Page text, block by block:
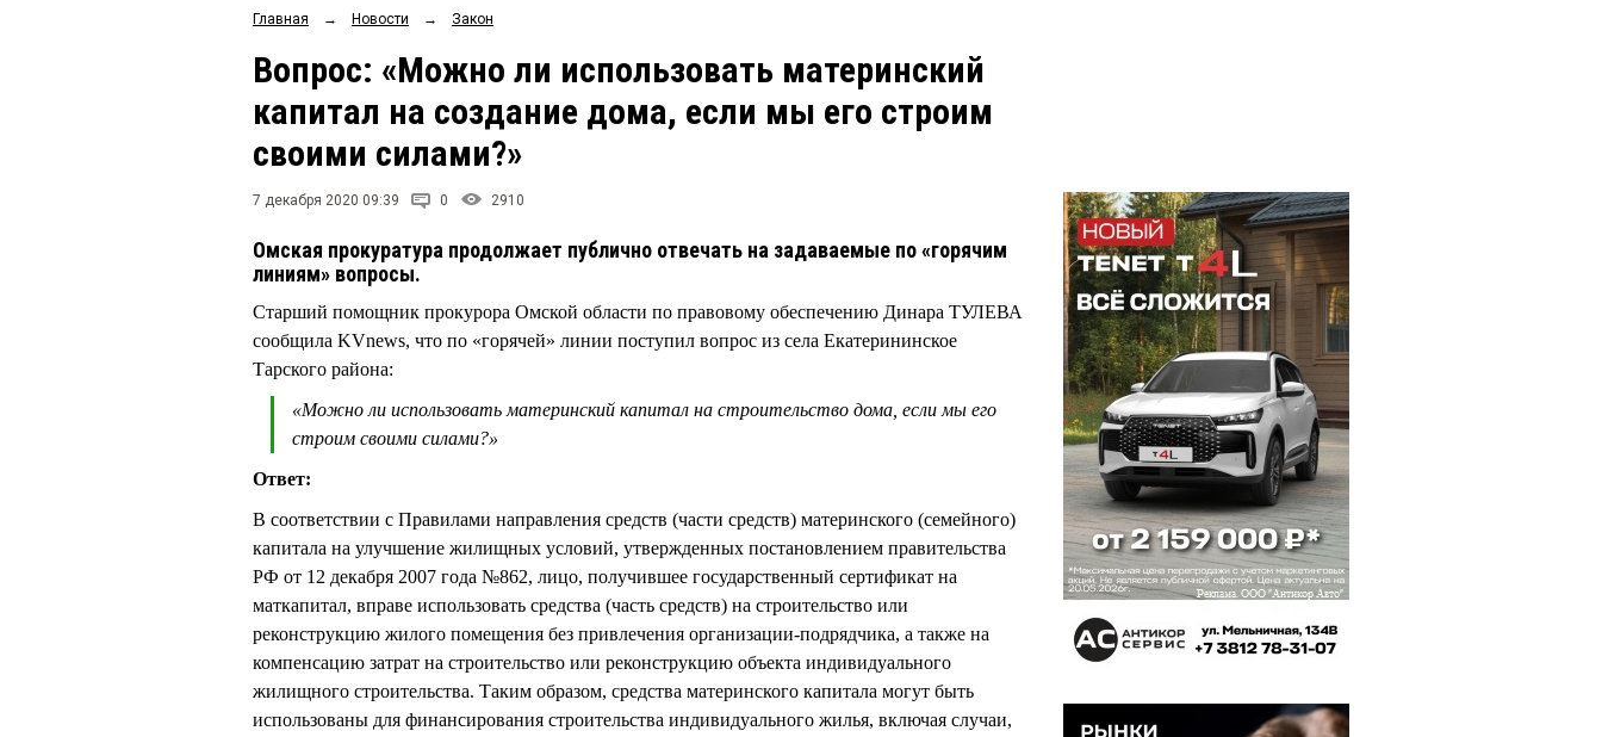
Главная → Новости → Закон
Вопрос: «Можно ли использовать материнский
капитал на создание дома, если мы его строим
своими силами?»
7 декабря 2020 09:39 0 2910
Омская прокуратура продолжает публично отвечать на задаваемые по «горячим
линиям» вопросы.
Старший помощник прокурора Омской области по правовому обеспечению Динара ТУЛЕВА
сообщила KVnews, что по «горячей» линии поступил вопрос из села Екатерининское
Тарского района:
«Можно ли использовать материнский капитал на строительство дома, если мы его
строим своими силами?»
Ответ:
В соответствии с Правилами направления средств (части средств) материнского (семейного)
капитала на улучшение жилищных условий, утвержденных постановлением правительства
РФ от 12 декабря 2007 года №862, лицо, получившее государственный сертификат на
маткапитал, вправе использовать средства (часть средств) на строительство или
реконструкцию жилого помещения без привлечения организации-подрядчика, а также на
компенсацию затрат на строительство или реконструкцию объекта индивидуального
жилищного строительства. Таким образом, средства материнского капитала могут быть
использованы для финансирования строительства индивидуального жилья, включая случаи,